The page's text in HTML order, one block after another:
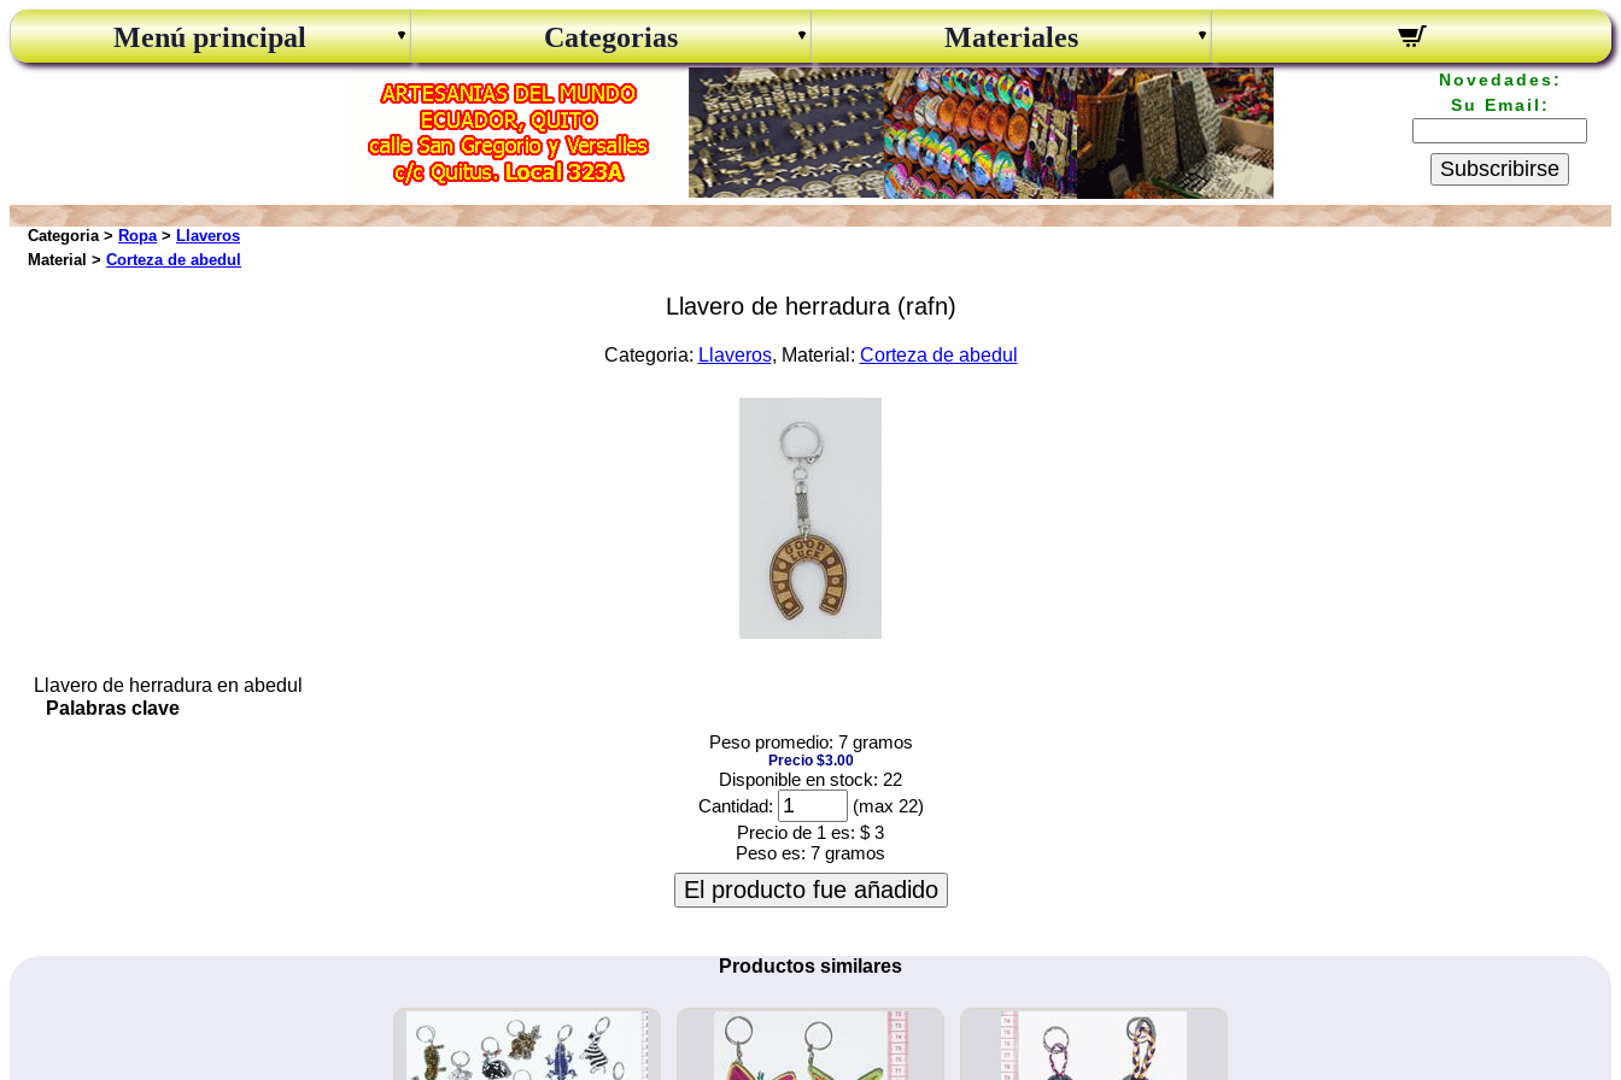
Menú principal Categorias Materiales
Novedades:
Su Email:
Subscribirse
Categoria > Ropa> Llaveros
Material > Corteza de abedul
Llavero de herradura (rafn)
Categoria: Llaveros, Material: Corteza de abedul
Llavero de herradura en abedul
Palabras clave
Peso promedio: 7 gramos
Precio $3.00
Disponible en stock: 22
Cantidad:
(max 22)
Precio de 1 es: $ 3
Peso es: 7 gramos
El producto fue añadido
Productos similares